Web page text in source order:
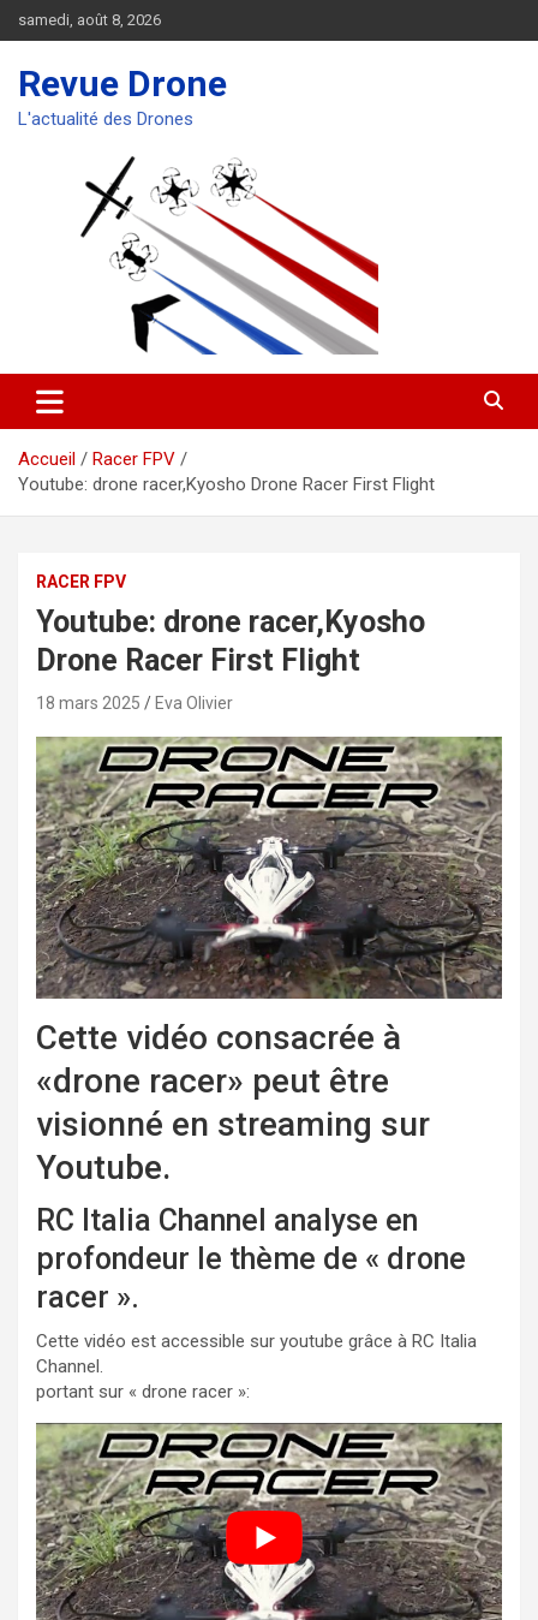
au
samedi, août 8, 2026
Revue Drone
L'actualité des Drones
Accueil
Racer FPV
Youtube: drone racer,Kyosho Drone Racer First Flight
RACER FPV
Youtube: drone racer,Kyosho
Drone Racer First Flight
18 mars 2025 Eva Olivier
Cette vidéo consacrée à
«drone racer» peut être
visionné en streaming sur
Youtube.
RC Italia Channel analyse en
profondeur le thème de « drone
racer ».
Cette vidéo est accessible sur youtube grâce à RC Italia
Channel.
portant sur « drone racer »: